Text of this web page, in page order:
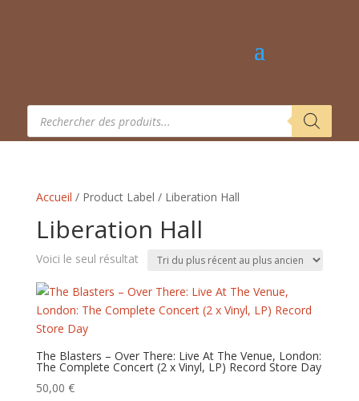
Recherche
produits
Accueil / Product Label / Liberation Hall
Liberation Hall
Voici le seul résultat
The Blasters – Over There: Live At The Venue, London:
The Complete Concert (2 x Vinyl, LP) Record Store Day
50,00 €